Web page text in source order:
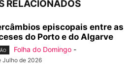
RELACIONADOS
episcopais entre as
do Porto e do Algarve
Folha do Domingo -
Julho de 2026